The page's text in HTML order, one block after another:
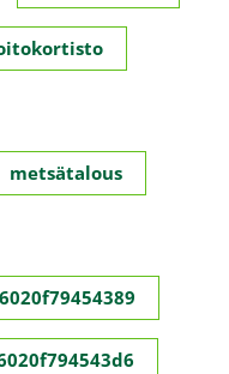
metsätalous